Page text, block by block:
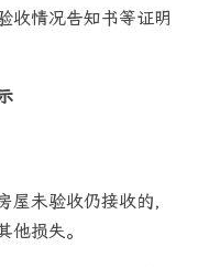
收情况告知书等证明
未验收仍接收的，
他损失。